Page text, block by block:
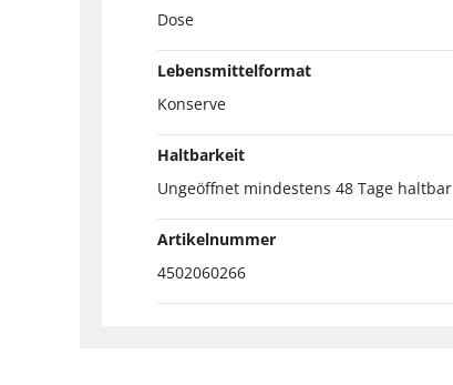
Dose
Lebensmittelformat
Konserve
Haltbarkeit
Ungeöffnet mindestens 48 Tage haltbar
Artikelnummer
4502060266